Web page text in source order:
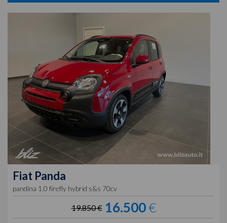
Fiat Panda
pandina 1.0 firefly hybrid s&s 70cv
19.850 € 16.500€